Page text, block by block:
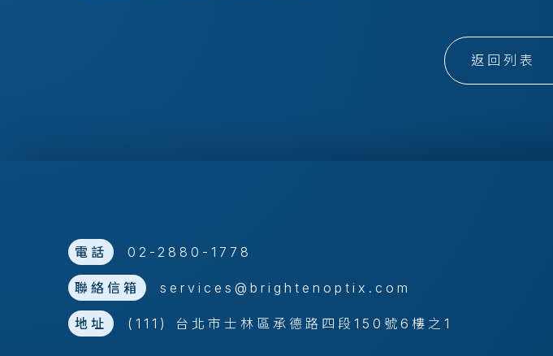
返回列表
電話 02-2880-1778
聯絡信箱 services@brightenoptix.com
地址 (111) 台北市士林區承德路四段150號6樓之1